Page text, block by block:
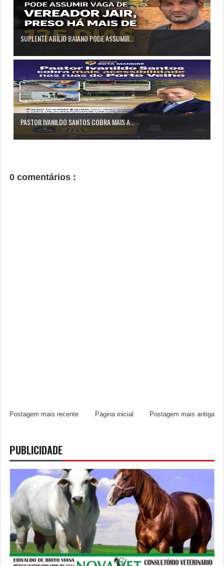
SUPLENTE ABÍLIO BAIANO PODE ASSUMIR...
PASTOR IVANILDO SANTOS COBRA MAIS A...
0 comentários :
Postagem mais recente Postagem mais antiga
Página inicial
PUBLICIDADE